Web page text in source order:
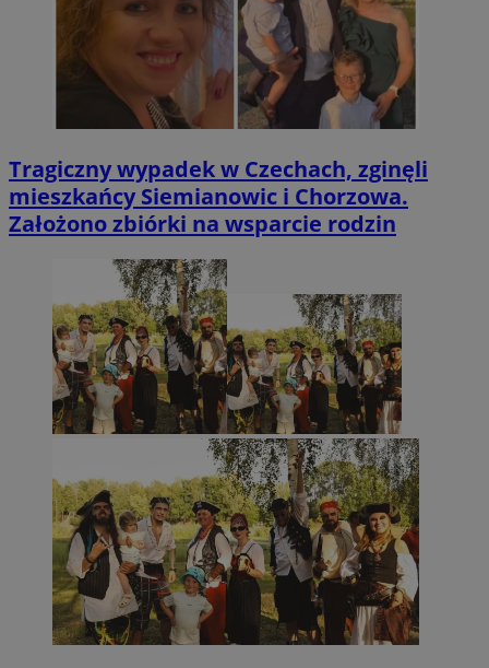
Tragiczny wypadek w Czechach, zginęli
mieszkańcy Siemianowic i Chorzowa.
Założono zbiórki na wsparcie rodzin